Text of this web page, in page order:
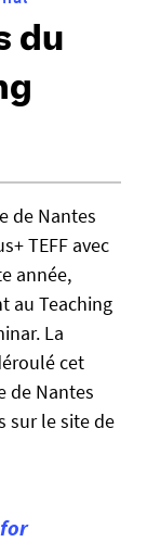
du
de Nantes
TEFF avec
année,
au Teaching
La
cet
de Nantes
sur le site de